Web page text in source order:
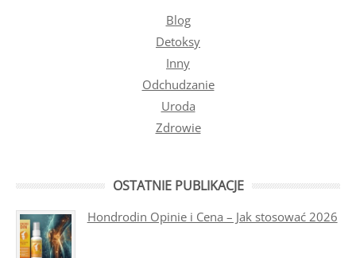
Blog
Detoksy
Inny
Odchudzanie
Uroda
Zdrowie
OSTATNIE PUBLIKACJE
Hondrodin Opinie i Cena – Jak stosować 2026